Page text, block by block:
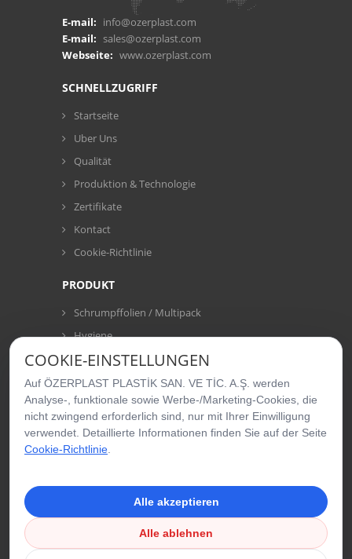
E-mail: info@ozerplast.com
E-mail: sales@ozerplast.com
Webseite: www.ozerplast.com
SCHNELLZUGRIFF
Startseite
Uber Uns
Qualität
Produktion & Technologie
Zertifikate
Kontact
Cookie-Richtlinie
PRODUKT
Schrumpffolien / Multipack
Hygiene
Waschmittel
Tiefkühlprodukte
Trockenfrüchte und Nudeln
Süsswaren
Knabberartikel
COOKIE-EINSTELLUNGEN
Auf ÖZERPLAST PLASTİK SAN. VE TİC. A.Ş. werden
Analyse-, funktionale sowie Werbe-/Marketing-Cookies, die
nicht zwingend erforderlich sind, nur mit Ihrer Einwilligung
verwendet. Detaillierte Informationen finden Sie auf der Seite
Cookie-Richtlinie
Alle akzeptieren
Alle ablehnen